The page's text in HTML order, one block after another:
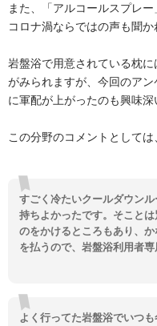
また、「アルコールスプレ
コロナ渦ならではの声も聞か
岩盤浴で用意されている枕
がみられますが、今回のア
に軍配が上がったのも興味深
この分野のコメントとして
すごく冷たいクールダウン
持ちよかったです。そこと
のをかけるところもあり、
を払うので、岩盤浴利用者
よく行ってた岩盤浴でいつ